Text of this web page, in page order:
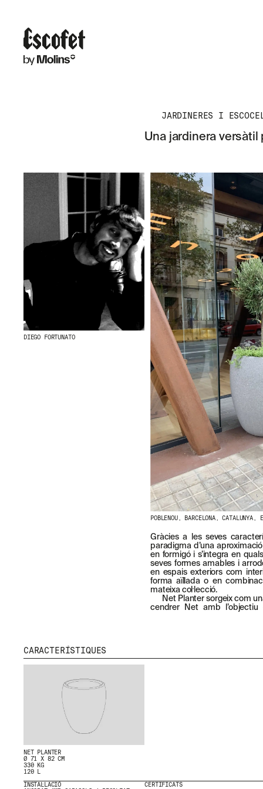
JARDINERES I
Una jardinera versàtil
DIEGO FORTUNATO
POBLENOU, BARCELONA, CATALUNYA,
Gràcies a les seves
paradigma d’una
en formigó i s’integra en
seves formes amables i
en espais exteriors com
forma aïllada o en
mateixa col·lecció.
Net Planter sorgeix com
cendrer Net amb
CARACTERÍSTIQUES
NET PLANTER
Ø 71 X 82 CM
330 KG
120 L
INSTAL·LACIÓ
CERTIFICATS